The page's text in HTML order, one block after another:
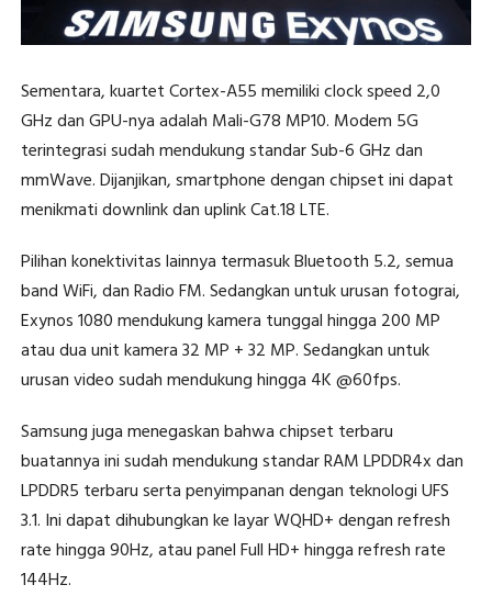
Sementara, kuartet Cortex-A55 memiliki clock speed 2,0
GHz dan GPU-nya adalah Mali-G78 MP10. Modem 5G
terintegrasi sudah mendukung standar Sub-6 GHz dan
mmWave. Dijanjikan, smartphone dengan chipset ini dapat
menikmati downlink dan uplink Cat.18 LTE.
Pilihan konektivitas lainnya termasuk Bluetooth 5.2, semua
band WiFi, dan Radio FM. Sedangkan untuk urusan fotograi,
Exynos 1080 mendukung kamera tunggal hingga 200 MP
atau dua unit kamera 32 MP + 32 MP. Sedangkan untuk
urusan video sudah mendukung hingga 4K @60fps.
Samsung juga menegaskan bahwa chipset terbaru
buatannya ini sudah mendukung standar RAM LPDDR4x dan
LPDDR5 terbaru serta penyimpanan dengan teknologi UFS
3.1. Ini dapat dihubungkan ke layar WQHD+ dengan refresh
rate hingga 90Hz, atau panel Full HD+ hingga refresh rate
144Hz.